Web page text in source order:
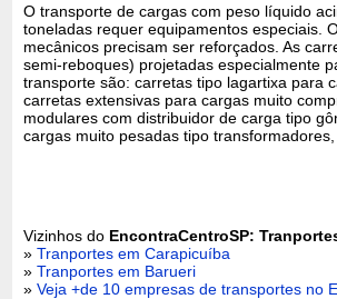
O transporte de cargas com peso líquido
toneladas requer equipamentos especiais.
mecânicos precisam ser reforçados. As
semi-reboques) projetadas especialmente
transporte são: carretas tipo lagartixa para
carretas extensivas para cargas muito
modulares com distribuidor de carga tipo
cargas muito pesadas tipo transformadores,
Vizinhos do EncontraCentroSP:
»Tranportes em Carapicuíba
»Tranportes em Barueri
»Veja +de 10 empresas de transportes no